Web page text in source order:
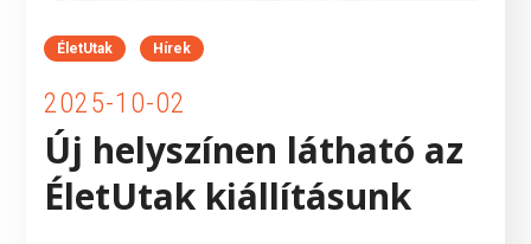
ÉletUtak Hírek
2025-10-02
Új helyszínen látható az
ÉletUtak kiállításunk